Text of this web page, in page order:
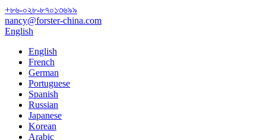
+৮৬-০২৮-৮৭০১৩৬৯৯
nancy@forster-china.com
English
English
French
German
Portuguese
Spanish
Russian
Japanese
Korean
Arabic